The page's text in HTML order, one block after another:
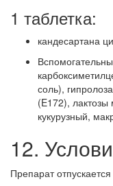
1 таблетка:
кандесартана
соль),
(E172), лактозы
кукурузный,
12.
Препарат